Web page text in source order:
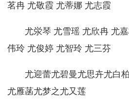
茗冉 尤敬霞 尤蒂娜 尤志霞
尤泶琴 尤雪瑶 尤欣冉 尤
伟玲 尤俊婷 尤智玲 尤三芬
尤迎蕾尤碧曼尤思卉尤白
尤雁菡尤梦之尤又莲